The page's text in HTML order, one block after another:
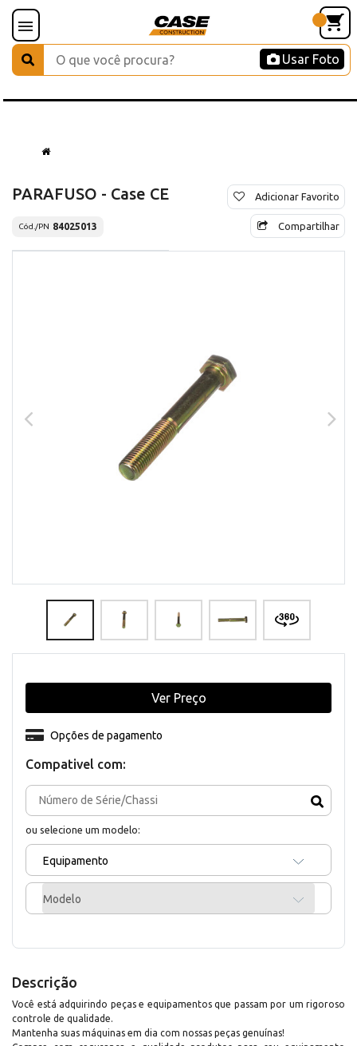
Usar Foto
PARAFUSO - Case CE
Cód./PN 84025013
Adicionar Favorito
Compartilhar
Compativel com:
ou selecione um modelo:
Equipamento
Modelo
Opções de pagamento
Ver Preço
Descrição
Você está adquirindo peças e equipamentos que passam por um rigoroso
controle de qualidade.
Mantenha suas máquinas em dia com nossas peças genuínas!